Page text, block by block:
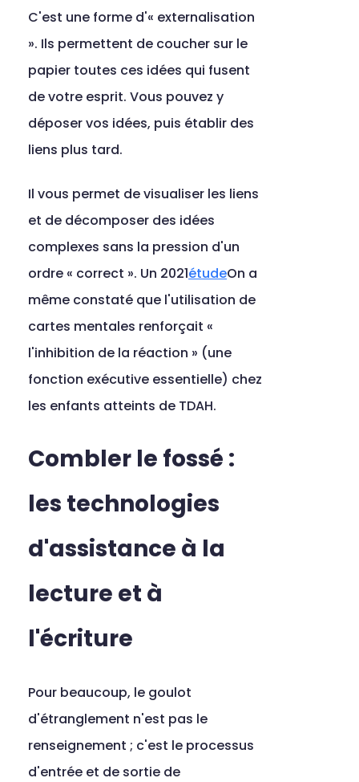
C'est une forme d'« externalisation
». Ils permettent de coucher sur le
papier toutes ces idées qui fusent
de votre esprit. Vous pouvez y
déposer vos idées, puis établir des
liens plus tard.
Il vous permet de visualiser les liens
et de décomposer des idées
complexes sans la pression d'un
ordre « correct ». Un 2021étudeOn a
même constaté que l'utilisation de
cartes mentales renforçait «
l'inhibition de la réaction » (une
fonction exécutive essentielle) chez
les enfants atteints de TDAH.
Combler le fossé :
les technologies
d'assistance à la
lecture et à
l'écriture
Pour beaucoup, le goulot
d'étranglement n'est pas le
renseignement ; c'est le processus
d'entrée et de sortie de